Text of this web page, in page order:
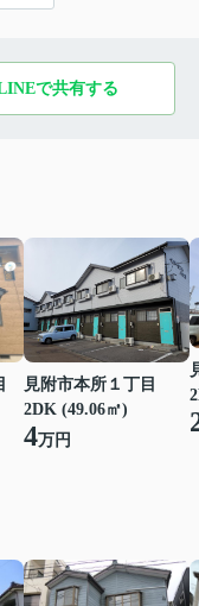
で共有する
見附市本所１丁目
2DK (49.06㎡)
4万円